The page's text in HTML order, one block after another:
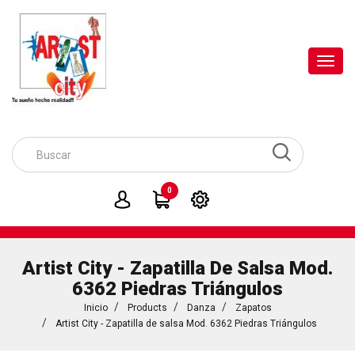
0
Artist City - Zapatilla De Salsa Mod.
6362 Piedras Triángulos
Inicio Products Danza
Zapatos
Artist City - Zapatilla de salsa Mod. 6362 Piedras Triángulos